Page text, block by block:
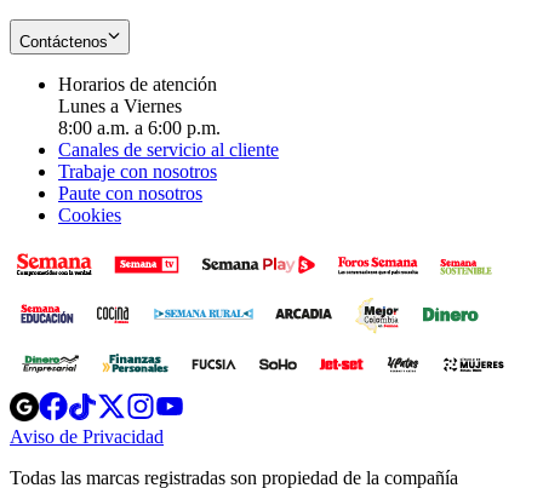
Contáctenos
Horarios de atención
Lunes a Viernes
8:00 a.m. a 6:00 p.m.
Canales de servicio al cliente
Trabaje con nosotros
Paute con nosotros
Cookies
Opens
in
new
Opens
in
new
Opens
in
new
window
Opens
new
windowwindow
Aviso de Privacidad
new
Todas las marcas registradas son propiedad de la compañía